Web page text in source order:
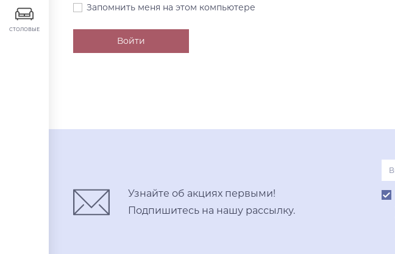
СТОЛОВЫЕ
Запомнить меня на этом компьютере
Узнайте об акциях первыми!
Подпишитесь на нашу рассылку.